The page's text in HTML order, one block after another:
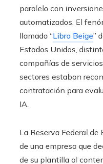
paralelo con
automatizados. El
llamado “Libro Beige”
Estados Unidos,
compañías de
sectores estaban
contratación para
IA.
La Reserva Federal
de una empresa que
de su plantilla al